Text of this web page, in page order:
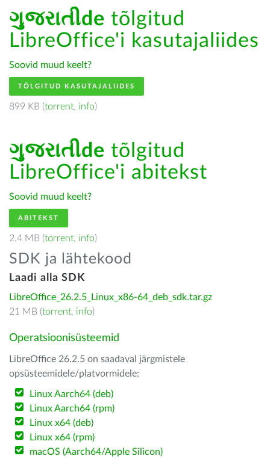
ગુજરાતીde tõlgitud
LibreOffice'i kasutajaliides
Soovid muud keelt?
TÕLGITUD KASUTAJALIIDES
899 KB (torrent, info)
ગુજરાતીde tõlgitud
LibreOffice'i abitekst
Soovid muud keelt?
ABITEKST
2.4 MB (torrent, info)
SDK ja lähtekood
Laadi alla SDK
LibreOffice_26.2.5_Linux_x86-64_deb_sdk.tar.gz
21 MB (torrent, info)
Operatsioonisüsteemid
LibreOffice 26.2.5 on saadaval järgmistele
opsüsteemidele/platvormidele:
Linux Aarch64 (deb)
Linux Aarch64 (rpm)
Linux x64 (deb)
Linux x64 (rpm)
macOS (Aarch64/Apple Silicon)